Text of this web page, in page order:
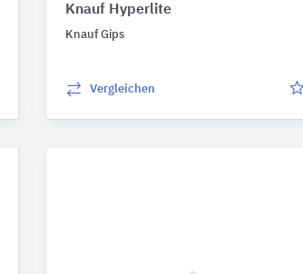
Knauf Hyperlite
Knauf Gips
Vergleichen